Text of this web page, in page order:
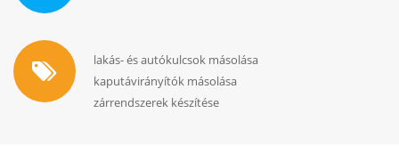
lakás- és autókulcsok másolása
kaputávirányítók másolása
zárrendszerek készítése